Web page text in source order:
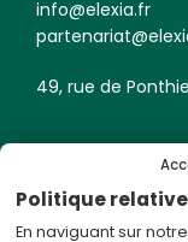
Politique
En naviguant sur
info@elexia.fr
49, rue de